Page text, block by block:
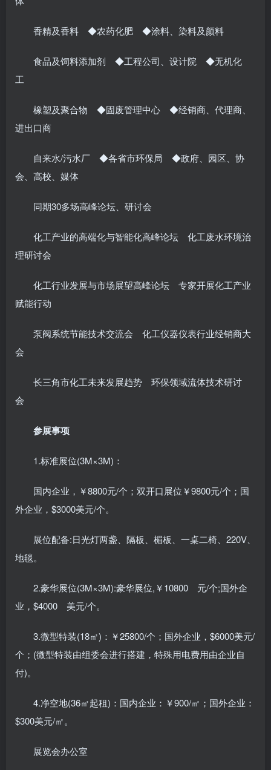
香精及香料 ◆农药化肥 ◆涂料、染料及颜料
食品及饲料添加剂 ◆工程公司、设计院 ◆无机化
工
橡塑及聚合物 ◆固废管理中心 ◆经销商、代理商、
进出口商
自来水/污水厂 ◆各省市环保局 ◆政府、园区、协
会、高校、媒体
同期30多场高峰论坛、研讨会
化工产业的高端化与智能化高峰论坛 化工废水环境治
理研讨会
化工行业发展与市场展望高峰论坛 专家开展化工产业
赋能行动
泵阀系统节能技术交流会 化工仪器仪表行业经销商大
会
长三角市化工未来发展趋势 环保领域流体技术研讨
会
参展事项
1.标准展位(3M×3M)：
国内企业，￥8800元/个；双开口展位￥9800元/个；国
外企业，$3000美元/个。
展位配备:日光灯两盏、隔板、楣板、一桌二椅、220V、
地毯。
2.豪华展位(3M×3M):豪华展位,￥10800 元/个;国外企
业，$4000 美元/个。
3.微型特装(18㎡)：￥25800/个；国外企业，$6000美元/
个；(微型特装由组委会进行搭建，特殊用电费用由企业自
付)。
4.净空地(36㎡起租)：国内企业：￥900/㎡；国外企业：
$300美元/㎡。
展览会办公室